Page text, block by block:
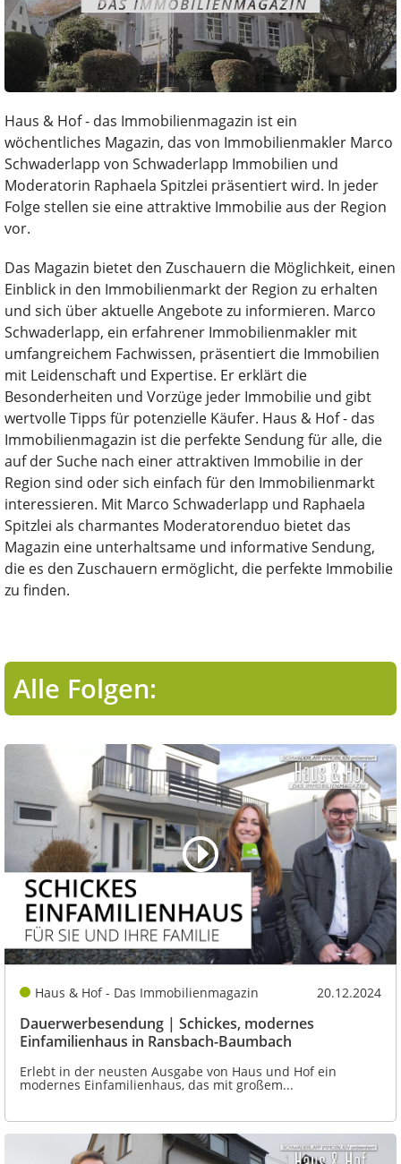
Haus & Hof - das Immobilienmagazin ist ein
wöchentliches Magazin, das von Immobilienmakler Marco
Schwaderlapp von Schwaderlapp Immobilien und
Moderatorin Raphaela Spitzlei präsentiert wird. In jeder
Folge stellen sie eine attraktive Immobilie aus der Region
vor.
Das Magazin bietet den Zuschauern die Möglichkeit, einen
Einblick in den Immobilienmarkt der Region zu erhalten
und sich über aktuelle Angebote zu informieren. Marco
Schwaderlapp, ein erfahrener Immobilienmakler mit
umfangreichem Fachwissen, präsentiert die Immobilien
mit Leidenschaft und Expertise. Er erklärt die
Besonderheiten und Vorzüge jeder Immobilie und gibt
wertvolle Tipps für potenzielle Käufer. Haus & Hof - das
Immobilienmagazin ist die perfekte Sendung für alle, die
auf der Suche nach einer attraktiven Immobilie in der
Region sind oder sich einfach für den Immobilienmarkt
interessieren. Mit Marco Schwaderlapp und Raphaela
Spitzlei als charmantes Moderatorenduo bietet das
Magazin eine unterhaltsame und informative Sendung,
die es den Zuschauern ermöglicht, die perfekte Immobilie
zu finden.
Alle Folgen:
Haus & Hof - Das Immobilienmagazin 20.12.2024
Dauerwerbesendung | Schickes, modernes
Einfamilienhaus in Ransbach-Baumbach
Erlebt in der neusten Ausgabe von Haus und Hof ein
modernes Einfamilienhaus, das mit großem...